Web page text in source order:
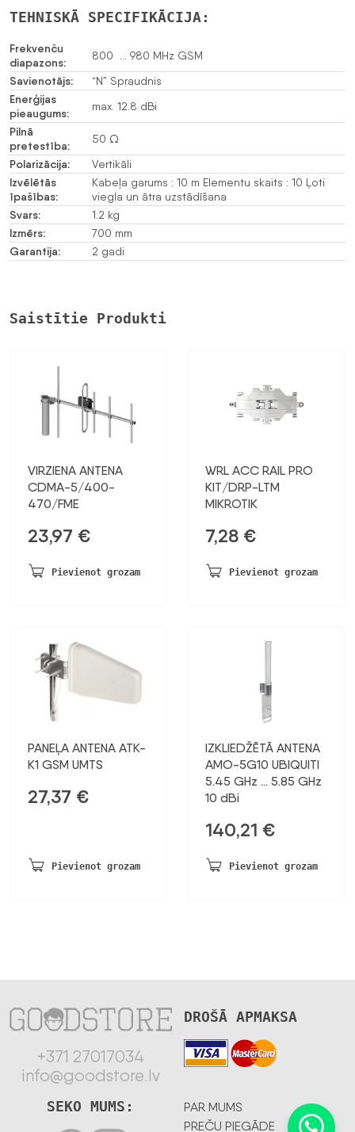
10/800-
GSM
daudzums
TEHNISKĀ SPECIFIKĀCIJA:
Frekvenču
diapazons:
800 … 980 MHz GSM
Savienotājs: “N” Spraudnis
Enerģijas
pieaugums:
max. 12.8 dBi
Pilnā
pretestība:
50 Ω
Polarizācija: Vertikāli
Izvēlētās
īpašības:
Kabeļa garums : 10 m Elementu skaits : 10 Ļoti
viegla un ātra uzstādīšana
Svars: 1.2 kg
Izmērs: 700 mm
Garantija: 2 gadi
Saistītie Produkti
VIRZIENA ANTENA
CDMA-5/400-
470/FME
23,97 €
Pievienot grozam
WRL ACC RAIL PRO
KIT/DRP-LTM
MIKROTIK
7,28 €
Pievienot grozam
PANEĻA ANTENA ATK-
K1 GSM UMTS
27,37 €
Pievienot grozam
IZKLIEDŽĒTĀ ANTENA
AMO-5G10 UBIQUITI
5.45 GHz … 5.85 GHz
10 dBi
140,21 €
Pievienot grozam
+371 27017034
info@goodstore.lv
DROŠĀ APMAKSA
PAR MUMS
PREČU PIEGĀDE
SEKO MUMS: